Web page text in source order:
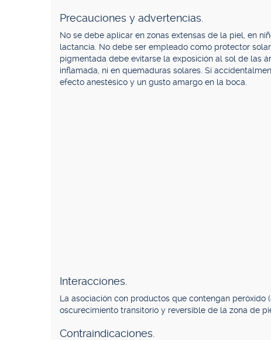
Precauciones y advertencias.
No se debe aplicar en zonas extensas de la piel, en
lactancia. No debe ser empleado como protector
pigmentada debe evitarse la exposición al sol de las
inflamada, ni en quemaduras solares. Si
efecto anestésico y un gusto amargo en la boca.
Interacciones.
La asociación con productos que contengan
oscurecimiento transitorio y reversible de la zona de
Contraindicaciones.